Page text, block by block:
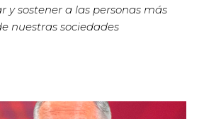
y sostener a las personas más
nuestras sociedades